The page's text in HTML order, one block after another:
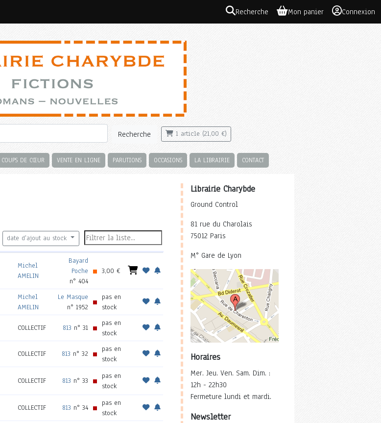
Recherche Mon panier Connexion
Recherche 1 article (21,00 €)
COUPS DE CŒUR VENTE EN LIGNE PARUTIONS OCCASIONS LA LIBRAIRIE CONTACT
date d'ajout au stock
Michel
AMELIN
Bayard
Poche
n° 404
3,00 €
Michel
AMELIN
Le Masque
n° 1952
pas en
stock
COLLECTIF 813 n° 31
pas en
stock
COLLECTIF 813 n° 32
pas en
stock
COLLECTIF 813 n° 33
pas en
stock
COLLECTIF 813 n° 34
pas en
stock
Librairie Charybde
Ground Control
81 rue du Charolais
75012 Paris
M° Gare de Lyon
Horaires
Mer. Jeu. Ven. Sam. Dim. :
12h - 22h30
Fermeture lundi et mardi.
Newsletter